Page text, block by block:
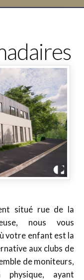
situé rue de la
nous vous
votre enfant est la
aux clubs de
de moniteurs,
physique, ayant